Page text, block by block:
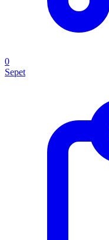
0
Sepet